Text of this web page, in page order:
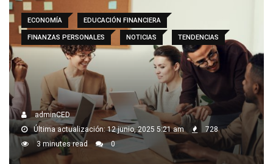
ECONOMÍA EDUCACIÓN FINANCIERA
FINANZAS PERSONALES NOTICIAS TENDENCIAS
adminCED
Última actualización: 12 junio, 2025 5:21 am
728
3 minutes read
0